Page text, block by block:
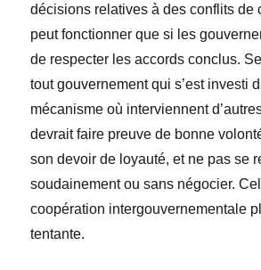
décisions relatives à des conflits de
peut fonctionner que si les
de respecter les accords conclus.
tout gouvernement qui s’est investi
mécanisme où interviennent
devrait faire preuve de bonne
son devoir de loyauté, et ne pas se
soudainement ou sans négocier.
coopération intergouvernementale
tentante.